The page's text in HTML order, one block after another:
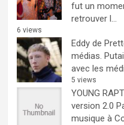
fut un
retrouver l...
6 views
Eddy de
médias.
avec les
5 views
YOUNG
version 2.0
musique à